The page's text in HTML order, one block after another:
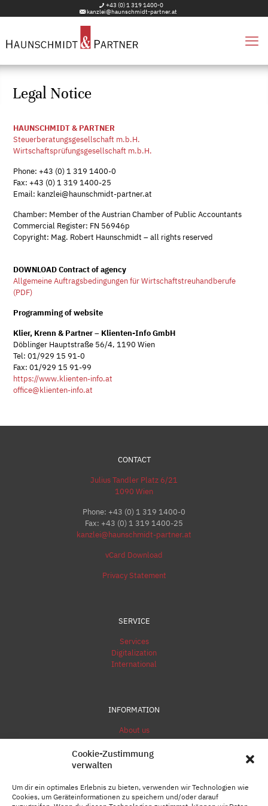
Cookie-Zustimmung
verwalten
Um dir ein optimales Erlebnis zu bieten, verwenden wir Technologien wie
Cookies, um Geräteinformationen zu speichern und/oder darauf
+43 (0) 1 319 1400-0
kanzlei@haunschmidt-partner.at
Legal Notice
HAUNSCHMIDT & PARTNER
Steuerberatungsgesellschaft m.b.H.
Wirtschaftsprüfungsgesellschaft m.b.H.
Phone: +43 (0) 1 319 1400-0
Fax: +43 (0) 1 319 1400-25
Email: kanzlei@haunschmidt-partner.at
Chamber: Member of the Austrian Chamber of Public Accountants
Commercial Register: FN 56946p
Copyright: Mag. Robert Haunschmidt – all rights reserved
DOWNLOAD Contract of agency
Allgemeine Auftragsbedingungen für Wirtschaftstreuhandberufe
(PDF)
Programming of website
Klier, Krenn & Partner – Klienten-Info GmbH
Döblinger Hauptstraße 56/4, 1190 Wien
Tel: 01/929 15 91-0
Fax: 01/929 15 91-99
https://www.klienten-info.at
office@klienten-info.at
CONTACT
Julius Tandler Platz 6/21
1090 Wien
Phone: +43 (0) 1 319 1400-0
Fax: +43 (0) 1 319 1400-25
kanzlei@haunschmidt-partner.at
vCard Download
Privacy Statement
SERVICE
Services
Digitalization
International
INFORMATION
About us
Contact
Contactform